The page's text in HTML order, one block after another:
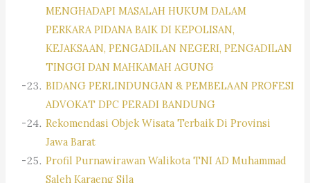
MENGHADAPI MASALAH HUKUM DALAM
PERKARA PIDANA BAIK DI KEPOLISAN,
KEJAKSAAN, PENGADILAN NEGERI, PENGADILAN
TINGGI DAN MAHKAMAH AGUNG
BIDANG PERLINDUNGAN & PEMBELAAN PROFESI
ADVOKAT DPC PERADI BANDUNG
Rekomendasi Objek Wisata Terbaik Di Provinsi
Jawa Barat
Profil Purnawirawan Walikota TNI AD Muhammad
Saleh Karaeng Sila